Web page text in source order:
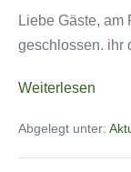
Liebe Gäste, am
geschlossen. ihr
Weiterlesen
2024
Abgelegt unter: